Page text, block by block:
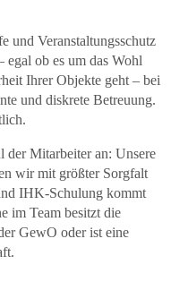
und Veranstaltungsschutz
egal ob es um das Wohl
Ihrer Objekte geht – bei
und diskrete Betreuung.
der Mitarbeiter an: Unsere
wir mit größter Sorgfalt
IHK-Schulung kommt
im Team besitzt die
GewO oder ist eine